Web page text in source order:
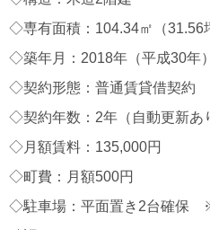
◇専有面積：104.34㎡（31.56
◇築年月：2018年（平成30年
◇契約形態：普通賃貸借契約
◇契約年数：2年（自動更新あ
◇月額賃料：135,000円
◇町費：月額500円
◇駐車場：平面置き2台確保